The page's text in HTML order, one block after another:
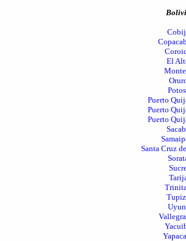
El
Puerto
Puerto
Puerto
Santa Cruz